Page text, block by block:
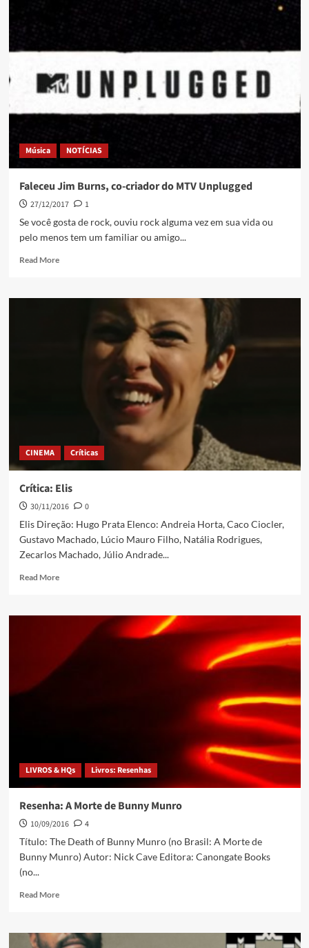
Música NOTÍCIAS
Faleceu Jim Burns, co-criador do MTV Unplugged
27/12/2017
1
Se você gosta de rock, ouviu rock alguma vez em sua vida ou
pelo menos tem um familiar ou amigo...
Read More
CINEMA Críticas
Crítica: Elis
30/11/2016
0
Elis Direção: Hugo Prata Elenco: Andreia Horta, Caco Ciocler,
Gustavo Machado, Lúcio Mauro Filho, Natália Rodrigues,
Zecarlos Machado, Júlio Andrade...
Read More
LIVROS & HQs Livros: Resenhas
Resenha: A Morte de Bunny Munro
10/09/2016
4
Título: The Death of Bunny Munro (no Brasil: A Morte de
Bunny Munro) Autor: Nick Cave Editora: Canongate Books
(no...
Read More